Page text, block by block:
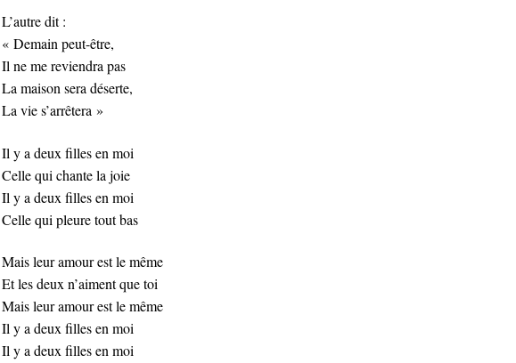
L’autre dit :
« Demain peut-être,
Il ne me reviendra pas
La maison sera déserte,
La vie s’arrêtera »
Il y a deux filles en moi
Celle qui chante la joie
Il y a deux filles en moi
Celle qui pleure tout bas
Mais leur amour est le même
Et les deux n’aiment que toi
Mais leur amour est le même
Il y a deux filles en moi
Il y a deux filles en moi